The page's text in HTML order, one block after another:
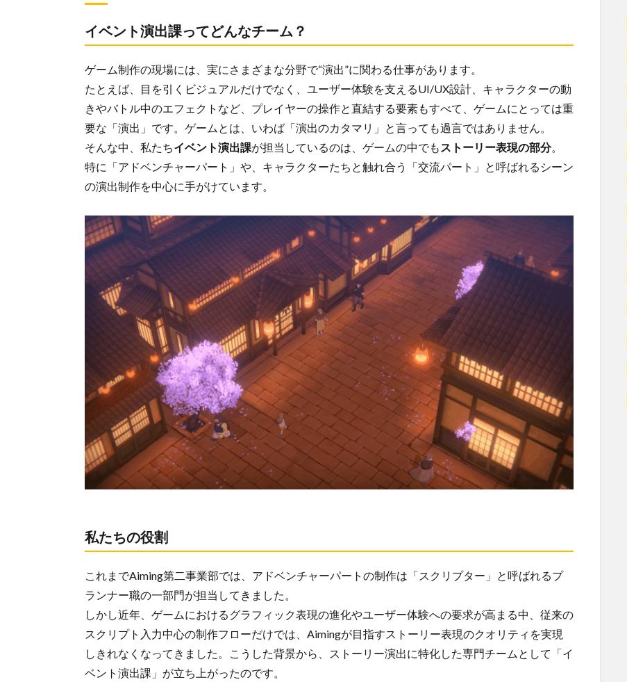
イベント演出課ってどんなチーム？
ゲーム制作の現場には、実にさまざまな分野で“演出”に関わる仕事があります。
たとえば、目を引くビジュアルだけでなく、ユーザー体験を支えるUI/UX設計、キャラクターの動
きやバトル中のエフェクトなど、プレイヤーの操作と直結する要素もすべて、ゲームにとっては重
要な「演出」です。ゲームとは、いわば「演出のカタマリ」と言っても過言ではありません。
そんな中、私たちイベント演出課が担当しているのは、ゲームの中でも ストーリー表現の部分。
特に「アドベンチャーパート」や、キャラクターたちと触れ合う「交流パート」と呼ばれるシーン
の演出制作を中心に手がけています。
私たちの役割
これまでAiming第二事業部では、アドベンチャーパートの制作は「スクリプター」と呼ばれるプ
ランナー職の一部門が担当してきました。
しかし近年、ゲームにおけるグラフィック表現の進化やユーザー体験への要求が高まる中、従来の
スクリプト入力中心の制作フローだけでは、Aimingが目指すストーリー表現のクオリティを実現
しきれなくなってきました。こうした背景から、ストーリー演出に特化した専門チームとして「イ
ベント演出課」が立ち上がったのです。